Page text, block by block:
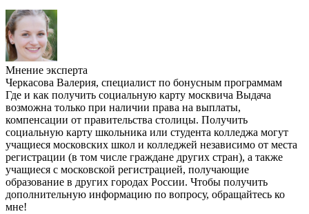
Мнение эксперта
Черкасова Валерия, специалист по бонусным программам
Где и как получить социальную карту москвича Выдача
возможна только при наличии права на выплаты,
компенсации от правительства столицы. Получить
социальную карту школьника или студента колледжа могут
учащиеся московских школ и колледжей независимо от места
регистрации (в том числе граждане других стран), а также
учащиеся с московской регистрацией, получающие
образование в других городах России. Чтобы получить
дополнительную информацию по вопросу, обращайтесь ко
мне!